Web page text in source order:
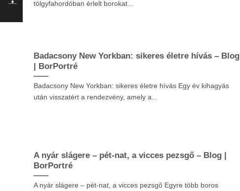
tölgyfahordóban érlelt borokat...
Badacsony New Yorkban: sikeres életre hívás – Blog
| BorPortré
Badacsony New Yorkban: sikeres életre hívás Egy év kihagyás
után visszatért a rendezvény, amely a...
A nyár slágere – pét-nat, a vicces pezsgő – Blog |
BorPortré
A nyár slágere – pét-nat, a vicces pezsgő Egyre több boros